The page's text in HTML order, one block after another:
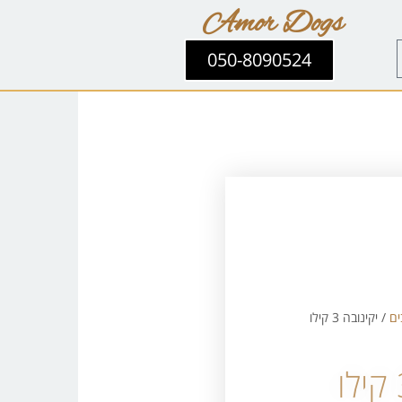
Amor Dogs
050-8090524
/ יקינובה 3 קילו